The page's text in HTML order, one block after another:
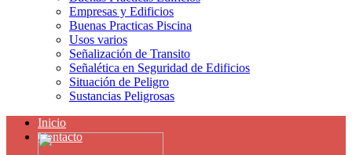
Empresas y Edificios
Buenas Practicas Piscina
Usos varios
Señalización de Transito
Señalética en Seguridad de Edificios
Situación de Peligro
Sustancias Peligrosas
Inicio
Contacto